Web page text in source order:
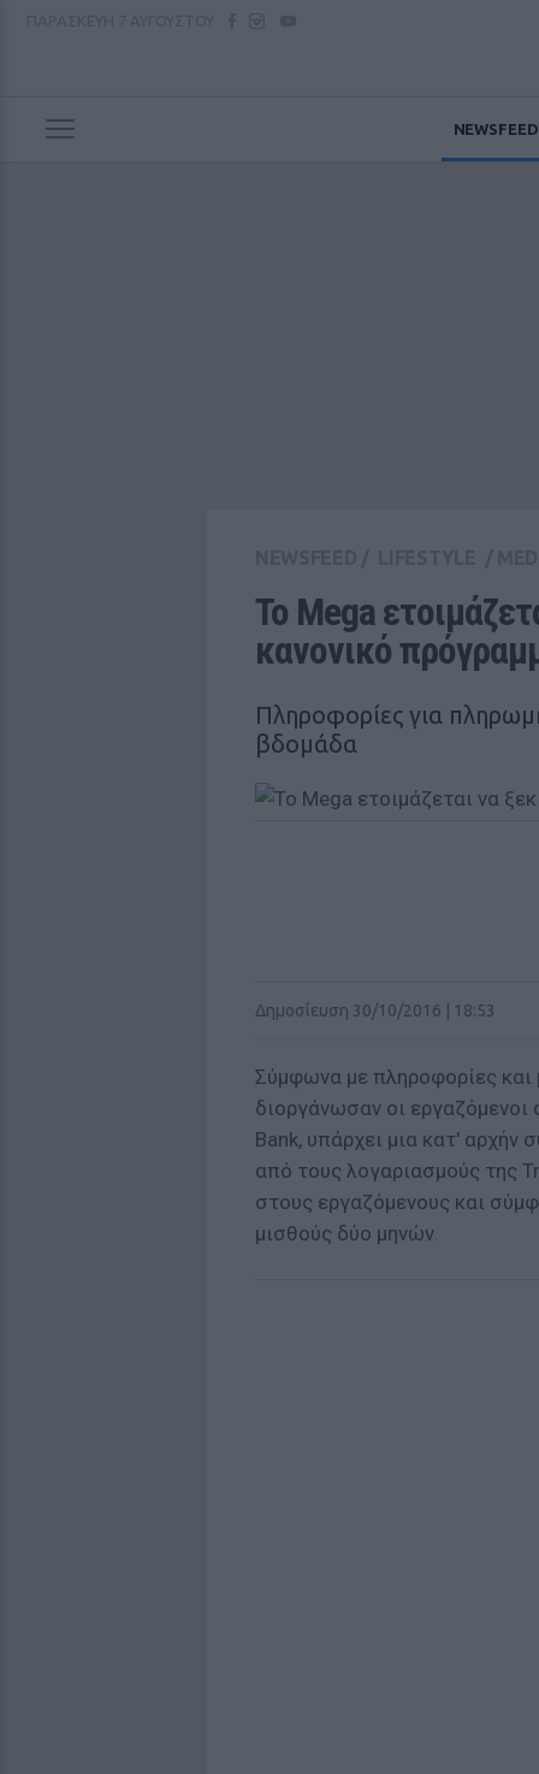
NEWSFEED
Το Mega
κανονικό
Πληροφορίες για
βδομάδα
Δημοσίευση 30/10/2016 | 18:53
Σύμφωνα με πληροφορίες και
διοργάνωσαν οι
Bank, υπάρχει μια κατ'
από τους λογαριασμούς της
στους εργαζόμενους και
μισθούς δύο μηνών.